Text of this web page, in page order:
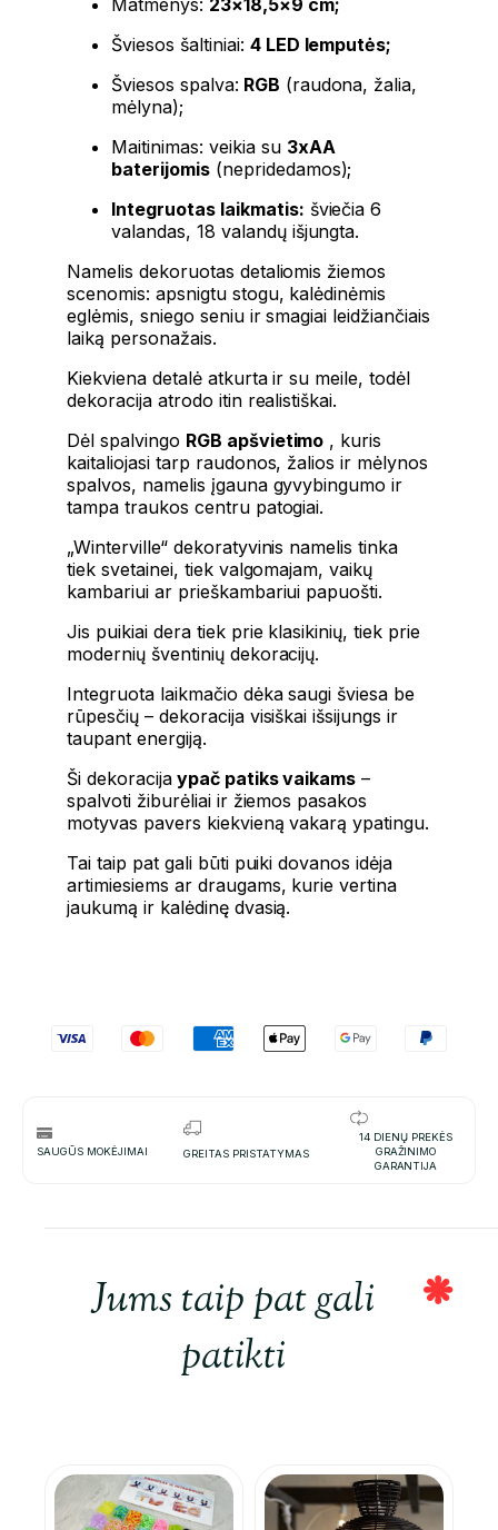
Šviesos šaltiniai: 4 LED lemputės;
Šviesos spalva: RGB (raudona, žalia,
mėlyna);
Maitinimas: veikia su 3xAA
baterijomis(nepridedamos);
Integruotas laikmatis: šviečia 6
valandas, 18 valandų išjungta.
Namelis dekoruotas detaliomis žiemos
scenomis: apsnigtu stogu, kalėdinėmis
eglėmis, sniego seniu ir smagiai leidžiančiais
laiką personažais.
Kiekviena detalė atkurta ir su meile, todėl
dekoracija atrodo itin realistiškai.
Dėl spalvingo RGB apšvietimo , kuris
kaitaliojasi tarp raudonos, žalios ir mėlynos
spalvos, namelis įgauna gyvybingumo ir
tampa traukos centru patogiai.
„Winterville“ dekoratyvinis namelis tinka
tiek svetainei, tiek valgomajam, vaikų
kambariui ar prieškambariui papuošti.
Jis puikiai dera tiek prie klasikinių, tiek prie
modernių šventinių dekoracijų.
Integruota laikmačio dėka saugi šviesa be
rūpesčių – dekoracija visiškai išsijungs ir
taupant energiją.
Ši dekoracijaypač patiks vaikams –
spalvoti žiburėliai ir žiemos pasakos
motyvas pavers kiekvieną vakarą ypatingu.
Tai taip pat gali būti puiki dovanos idėja
artimiesiems ar draugams, kurie vertina
jaukumą ir kalėdinę dvasią.
SAUGŪS MOKĖJIMAI GREITAS PRISTATYMAS
14 DIENŲ PREKĖS
GRAŽINIMO
GARANTIJA
Jums taip pat gali
patikti